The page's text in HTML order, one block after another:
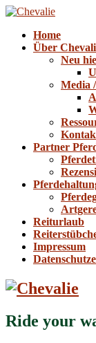
Home
Über
Neu
Media
Partner
Reiturlaub
Impressum
Ride your